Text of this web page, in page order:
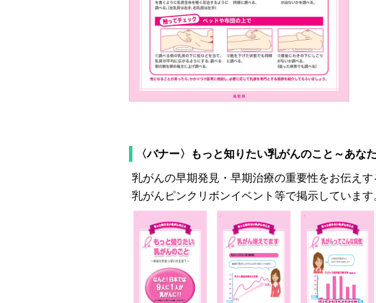
〈バナー〉もっと知りたい乳がんのこと～あな
乳がんの早期発見・早期治療の重要性をお伝え
乳がんピンクリボンイベント等で掲示しています